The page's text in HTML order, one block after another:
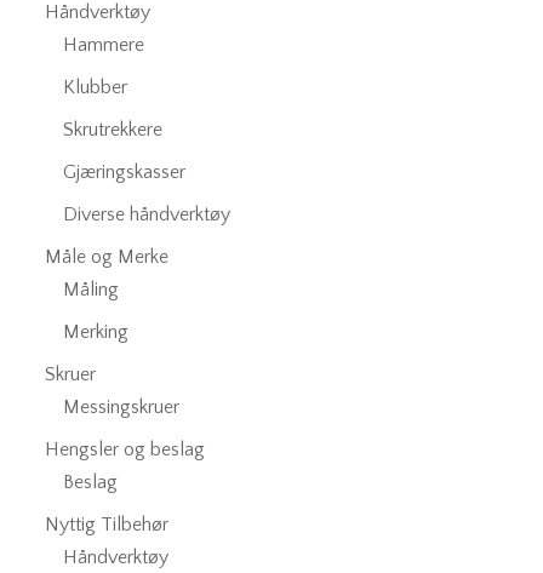
Håndverktøy
Hammere
Klubber
Skrutrekkere
Gjæringskasser
Diverse håndverktøy
Måle og Merke
Måling
Merking
Skruer
Messingskruer
Hengsler og beslag
Beslag
Nyttig Tilbehør
Håndverktøy